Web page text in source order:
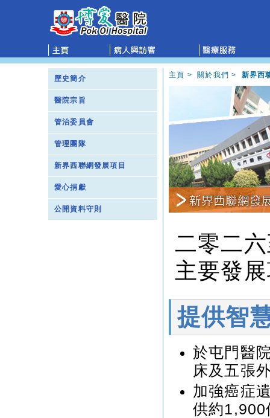
歷史簡介
醫院宗旨
管治委員會
管理團隊
新界西聯網發展項目
愛心捐獻
公開資料守則
主頁 > 關於我們 > 新界西
二零二
主要發
提供智
於屯門醫
床及五張
加強癌症
供約1,900